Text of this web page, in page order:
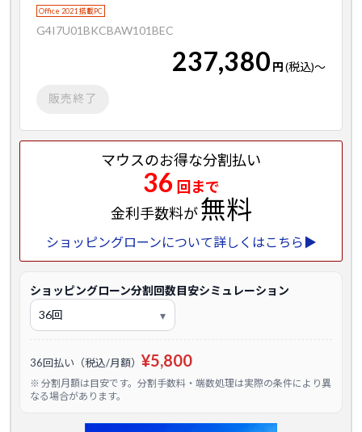
Office 2021 搭載PC
G4I7U01BKCBAW101BEC
237,380 円(税込)～
販売終了
マウスのお得な分割払い
36 回まで
金利手数料が無料
ショッピングローンについて詳しくはこちら▶
ショッピングローン分割回数目安シミュレーション
36回払い（税込/月額） ¥5,800
※ 分割月額は目安です。分割手数料・端数処理は実際の条件により異
なる場合があります。